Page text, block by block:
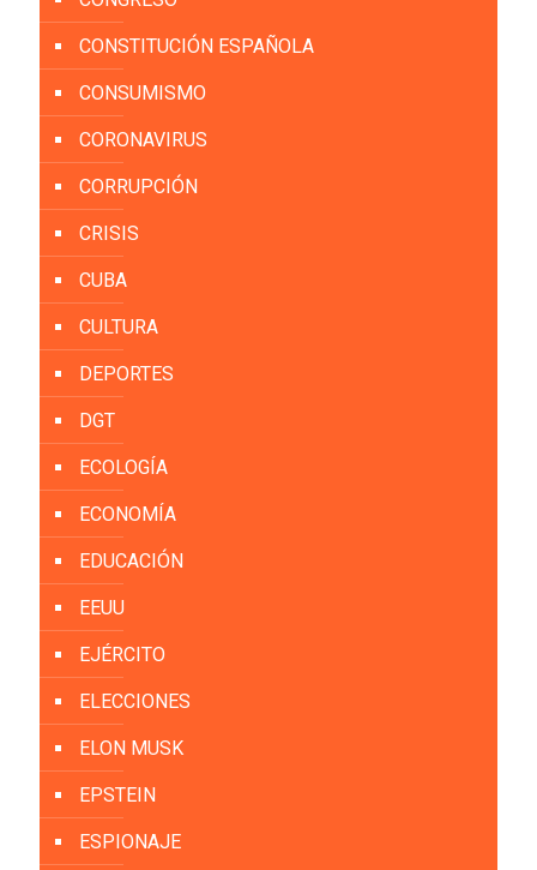
CONSTITUCIÓN ESPAÑOLA
CONSUMISMO
CORONAVIRUS
CORRUPCIÓN
CRISIS
CUBA
CULTURA
DEPORTES
DGT
ECOLOGÍA
ECONOMÍA
EDUCACIÓN
EEUU
EJÉRCITO
ELECCIONES
ELON MUSK
EPSTEIN
ESPIONAJE